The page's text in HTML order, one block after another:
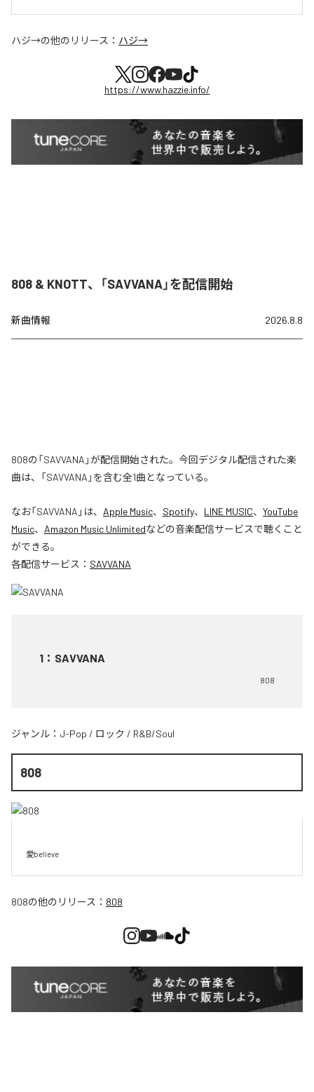
ハジ→の他のリリース： ハジ→
https://www.hazzie.info/
808 & KNOTT、「SAVVANA」を配信開始
新曲情報 2026.8.8
808の「SAVVANA」が配信開始された。今回デジタル配信された楽
曲は、「SAVVANA」を含む全1曲となっている。
なお「SAVVANA 」は、 Apple Music、 Spotify、 LINE MUSIC、 YouTube
Music、 Amazon Music Unlimitedなどの音楽配信サービスで聴くこと
ができる。
各配信サービス： SAVVANA
1 ： SAVVANA
808
ジャンル： J-Pop / ロック / R&B/Soul
808
愛believe
808の他のリリース： 808